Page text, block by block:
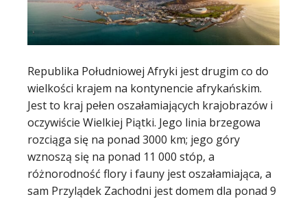
Republika Południowej Afryki jest drugim co do
wielkości krajem na kontynencie afrykańskim.
Jest to kraj pełen oszałamiających krajobrazów i
oczywiście Wielkiej Piątki. Jego linia brzegowa
rozciąga się na ponad 3000 km; jego góry
wznoszą się na ponad 11 000 stóp, a
różnorodność flory i fauny jest oszałamiająca, a
sam Przylądek Zachodni jest domem dla ponad 9